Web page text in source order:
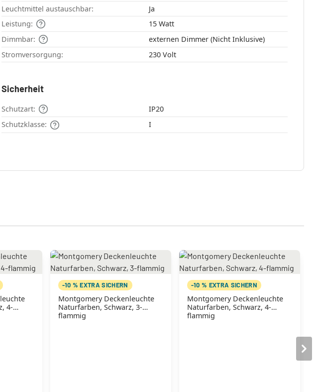
Leuchtmittel austauschbar:
Ja
Leistung:
15 Watt
Dimmbar:
externen Dimmer (Nicht Inklusive)
Stromversorgung:
230 Volt
Sicherheit
Schutzart:
IP20
Schutzklasse:
I
4-
-10 % EXTRA SICHERN
Montgomery Deckenleuchte
Naturfarben, Schwarz, 3-
flammig
-10 % EXTRA SICHERN
Montgomery Deckenleuchte
Naturfarben, Schwarz, 4-
flammig